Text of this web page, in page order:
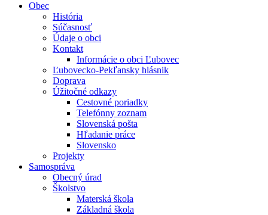
Obec
História
Súčasnosť
Údaje o obci
Kontakt
Informácie o obci Ľubovec
Ľubovecko-Pekľansky hlásnik
Doprava
Úžitočné odkazy
Cestovné poriadky
Telefónny zoznam
Slovenská pošta
Hľadanie práce
Slovensko
Projekty
Samospráva
Obecný úrad
Školstvo
Materská škola
Základná škola